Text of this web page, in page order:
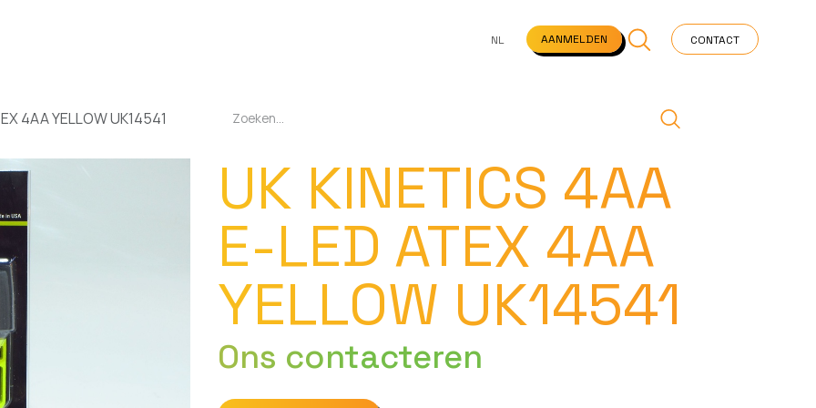
VEELGESTELDE VRAGEN STARTPAGINA NEWS
NL AANMELDEN CONTACT
4AA YELLOW UK14541
UK KINETICS 4AA
E-LED ATEX 4AA
YELLOW UK14541
Ons contacteren